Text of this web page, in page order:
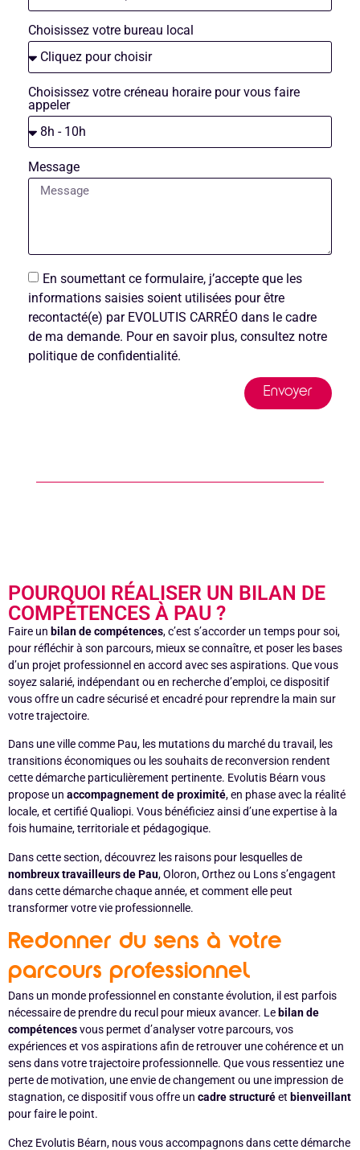
Choisissez votre bureau local
Choisissez votre créneau horaire pour vous faire
appeler
Message
En soumettant ce formulaire, j’accepte que les
informations saisies soient utilisées pour être
recontacté(e) par EVOLUTIS CARRÉO dans le cadre
de ma demande. Pour en savoir plus, consultez notre
politique de confidentialité.
Envoyer
POURQUOI RÉALISER UN BILAN DE
COMPÉTENCES À PAU ?
Faire un bilan de compétences, c’est s’accorder un temps pour soi,
pour réfléchir à son parcours, mieux se connaître, et poser les bases
d’un projet professionnel en accord avec ses aspirations. Que vous
soyez salarié, indépendant ou en recherche d’emploi, ce dispositif
vous offre un cadre sécurisé et encadré pour reprendre la main sur
votre trajectoire.
Dans une ville comme Pau, les mutations du marché du travail, les
transitions économiques ou les souhaits de reconversion rendent
cette démarche particulièrement pertinente. Evolutis Béarn vous
propose un accompagnement de proximité, en phase avec la réalité
locale, et certifié Qualiopi. Vous bénéficiez ainsi d’une expertise à la
fois humaine, territoriale et pédagogique.
Dans cette section, découvrez les raisons pour lesquelles de
nombreux travailleurs de Pau, Oloron, Orthez ou Lons s’engagent
dans cette démarche chaque année, et comment elle peut
transformer votre vie professionnelle.
Redonner du sens à votre
parcours professionnel
Dans un monde professionnel en constante évolution, il est parfois
nécessaire de prendre du recul pour mieux avancer. Le bilan de
compétencesvous permet d’analyser votre parcours, vos
expériences et vos aspirations afin de retrouver une cohérence et un
sens dans votre trajectoire professionnelle. Que vous ressentiez une
perte de motivation, une envie de changement ou une impression de
stagnation, ce dispositif vous offre un cadre structuréet bienveillant
pour faire le point.
Chez Evolutis Béarn, nous vous accompagnons dans cette démarche